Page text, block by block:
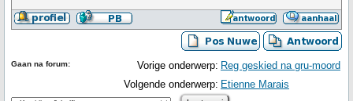
Vorige onderwerp: Reg geskied na gru-moord
Volgende onderwerp: Etienne Marais
Gaan na forum: